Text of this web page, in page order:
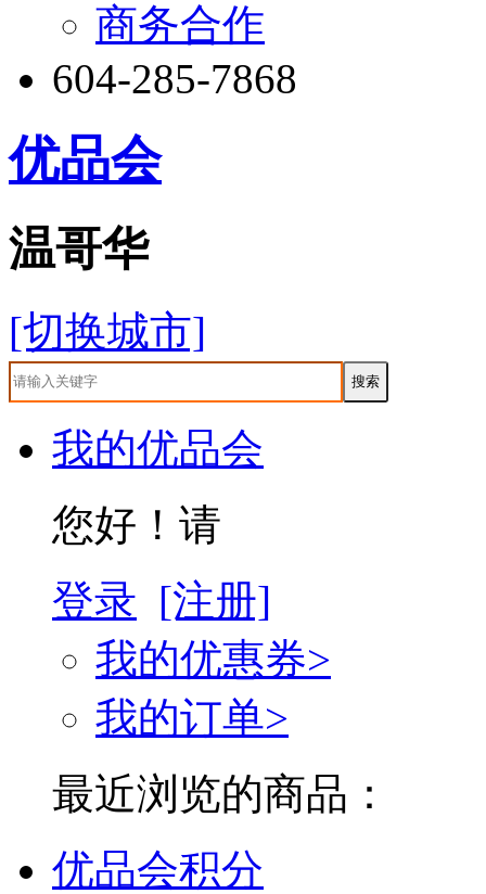
商务合作
604-285-7868
优品会
温哥华
[切换城市]
我的优品会
您好！请
登录 [注册]
我的优惠券>
我的订单>
最近浏览的商品：
优品会积分